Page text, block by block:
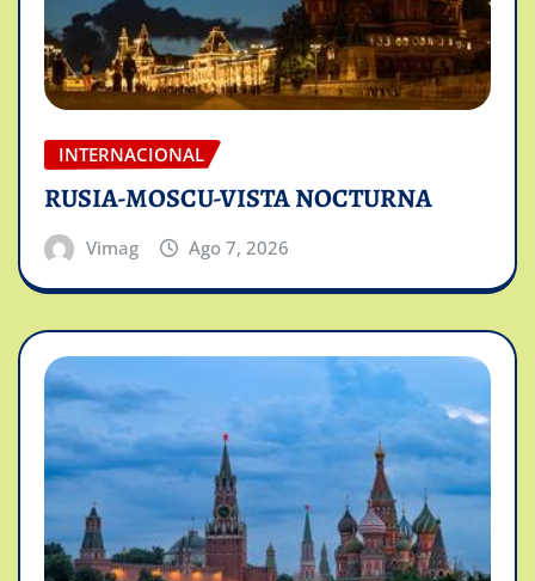
INTERNACIONAL
RUSIA-MOSCU-VISTA NOCTURNA
Vimag Ago 7, 2026